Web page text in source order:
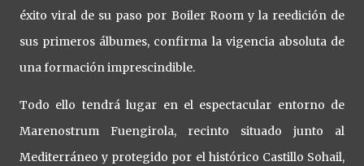
éxito viral de su paso por Boiler Room y la reedición de
sus primeros álbumes, confirma la vigencia absoluta de
una formación imprescindible.
Todo ello tendrá lugar en el espectacular entorno de
Marenostrum Fuengirola, recinto situado junto al
Mediterráneo y protegido por el histórico Castillo Sohail,